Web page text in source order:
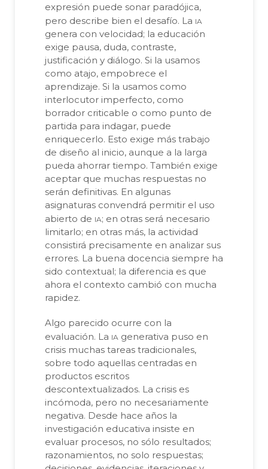
expresión puede sonar paradójica,
pero describe bien el desafío. La ia
genera con velocidad; la educación
exige pausa, duda, contraste,
justificación y diálogo. Si la usamos
como atajo, empobrece el
aprendizaje. Si la usamos como
interlocutor imperfecto, como
borrador criticable o como punto de
partida para indagar, puede
enriquecerlo. Esto exige más trabajo
de diseño al inicio, aunque a la larga
pueda ahorrar tiempo. También exige
aceptar que muchas respuestas no
serán definitivas. En algunas
asignaturas convendrá permitir el uso
abierto de ia; en otras será necesario
limitarlo; en otras más, la actividad
consistirá precisamente en analizar sus
errores. La buena docencia siempre ha
sido contextual; la diferencia es que
ahora el contexto cambió con mucha
rapidez.
Algo parecido ocurre con la
evaluación. La ia generativa puso en
crisis muchas tareas tradicionales,
sobre todo aquellas centradas en
productos escritos
descontextualizados. La crisis es
incómoda, pero no necesariamente
negativa. Desde hace años la
investigación educativa insiste en
evaluar procesos, no sólo resultados;
razonamientos, no solo respuestas;